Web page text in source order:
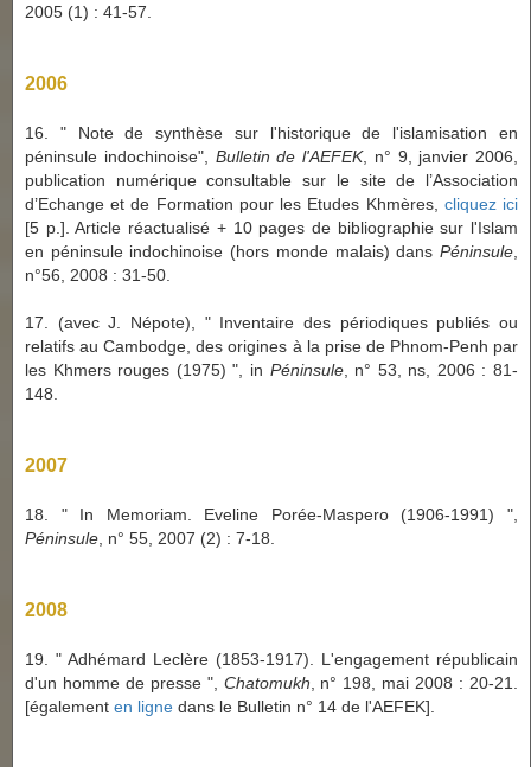
2005 (1) : 41-57.
2006
16. " Note de synthèse sur l'historique de l'islamisation en
péninsule indochinoise", Bulletin de l'AEFEK, n° 9, janvier 2006,
publication numérique consultable sur le site de l’Association
d’Echange et de Formation pour les Etudes Khmères, cliquez ici
[5 p.]. Article réactualisé + 10 pages de bibliographie sur l'Islam
en péninsule indochinoise (hors monde malais) dans Péninsule
n°56, 2008 : 31-50.
17. (avec J. Népote), " Inventaire des périodiques publiés ou
relatifs au Cambodge, des origines à la prise de Phnom-Penh par
les Khmers rouges (1975) ", in Péninsule, n° 53, ns, 2006 : 81-
148.
2007
18. " In Memoriam. Eveline Porée-Maspero (1906-1991) ",
Péninsule , n° 55, 2007 (2) : 7-18.
2008
19. " Adhémard Leclère (1853-1917). L'engagement républicain
d'un homme de presse ", Chatomukh , n° 198, mai 2008 : 20-21.
[également en ligne dans le Bulletin n° 14 de l'AEFEK].